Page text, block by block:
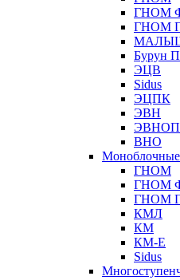
ГНОМ
ГНОМ Г
МАЛЫШ
Бурун
ЭЦВ
Sidus
ЭЦПК
ЭВН
ЭВНОП
ВНО
ГНОМ
ГНОМ
ГНОМ Г
КМЛ
КМ
КМ-Е
Sidus